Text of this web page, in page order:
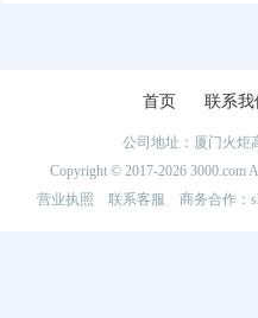
首页 联系我
公司地址：厦门火炬
Copyright © 2017-2026
营业执照
联系客服 商务合作：